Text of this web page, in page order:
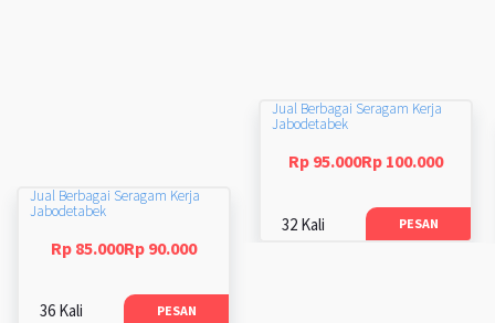
Jual Berbagai Seragam Kerja
Jabodetabek
Rp 95.000Rp 100.000
32 Kali PESAN
Jual Berbagai Seragam Kerja
Jabodetabek
Rp 85.000Rp 90.000
36 Kali PESAN